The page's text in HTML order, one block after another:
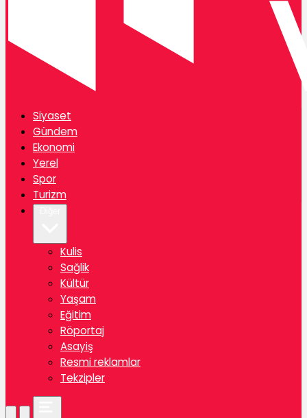
Siyaset
Gündem
Ekonomi
Yerel
Spor
Turizm
Kulis
Sağlik
Kültür
Yaşam
Eğitim
Röportaj
Asayiş
Resmi reklamlar
Tekzipler